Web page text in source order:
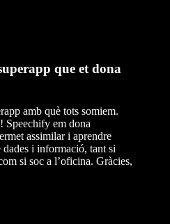
que et dona
amb què tots somiem.
Speechify em dona
assimilar i aprendre
dades i informació, tant si
si soc a l’oficina. Gràcies,